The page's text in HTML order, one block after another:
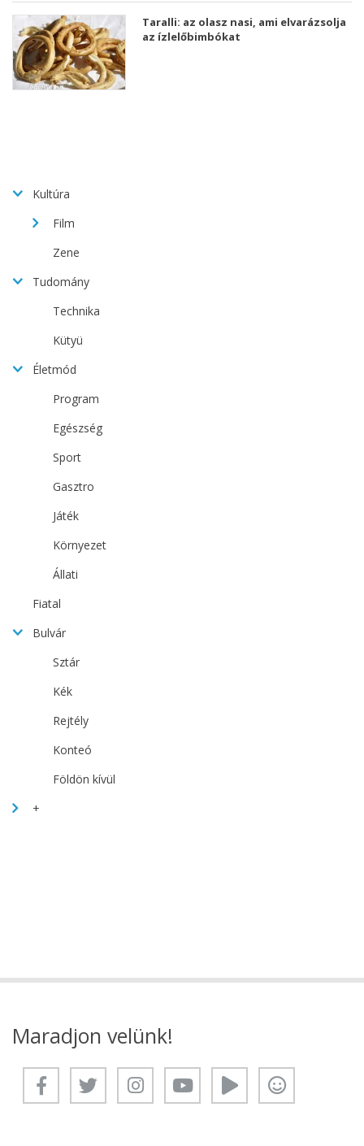
Taralli: az olasz nasi, ami elvarázsolja
az ízlelőbimbókat
Kultúra
Film
Zene
Tudomány
Technika
Kütyü
Életmód
Program
Egészség
Sport
Gasztro
Játék
Környezet
Állati
Fiatal
Bulvár
Sztár
Kék
Rejtély
Konteó
Földön kívül
+
Maradjon velünk!